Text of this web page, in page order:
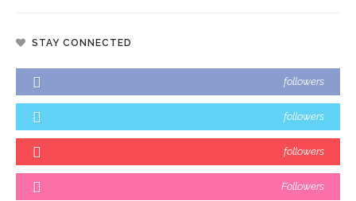
STAY CONNECTED
followers
followers
followers
Followers